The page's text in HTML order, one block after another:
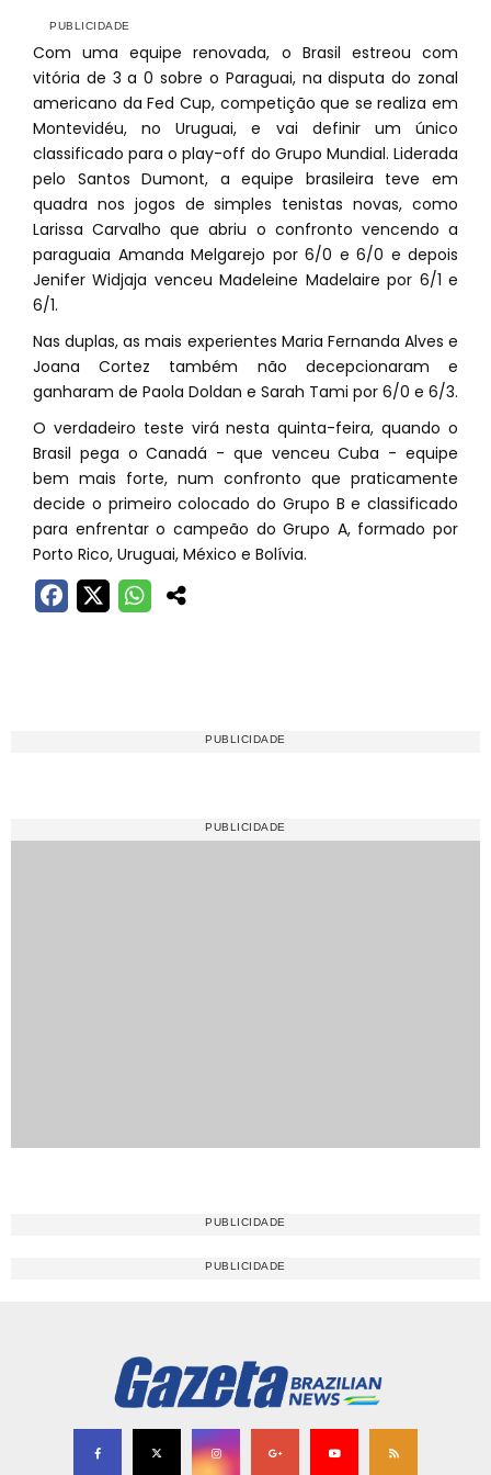
Com uma equipe renovada, o Brasil estreou com
vitória de 3 a 0 sobre o Paraguai, na disputa do zonal
americano da Fed Cup, competição que se realiza em
Montevidéu, no Uruguai, e vai definir um único
classificado para o play-off do Grupo Mundial. Liderada
pelo Santos Dumont, a equipe brasileira teve em
quadra nos jogos de simples tenistas novas, como
Larissa Carvalho que abriu o confronto vencendo a
paraguaia Amanda Melgarejo por 6/0 e 6/0 e depois
Jenifer Widjaja venceu Madeleine Madelaire por 6/1 e
6/1.
Nas duplas, as mais experientes Maria Fernanda Alves e
Joana Cortez também não decepcionaram e
ganharam de Paola Doldan e Sarah Tami por 6/0 e 6/3.
O verdadeiro teste virá nesta quinta-feira, quando o
Brasil pega o Canadá - que venceu Cuba - equipe
bem mais forte, num confronto que praticamente
decide o primeiro colocado do Grupo B e classificado
para enfrentar o campeão do Grupo A, formado por
Porto Rico, Uruguai, México e Bolívia.